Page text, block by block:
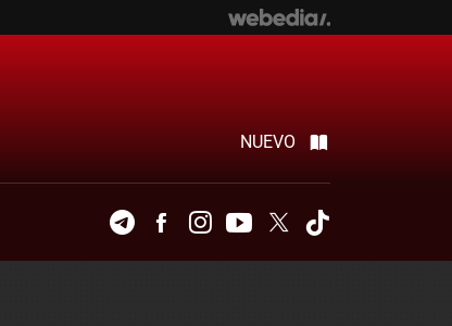
NUEVO
TelegramFacebookInstagramYoutubeTwitter